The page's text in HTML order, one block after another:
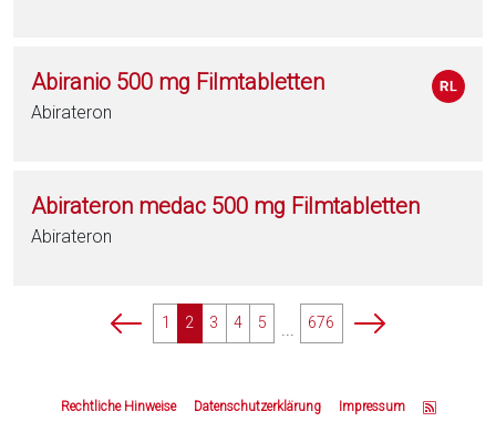
Abiranio 500 mg Filmtabletten
Abirateron
Abirateron medac 500 mg Filmtabletten
Abirateron
p
n
1 2 3 4 5 ... 676
p
n
Rechtliche Hinweise Datenschutzerklärung Impressum